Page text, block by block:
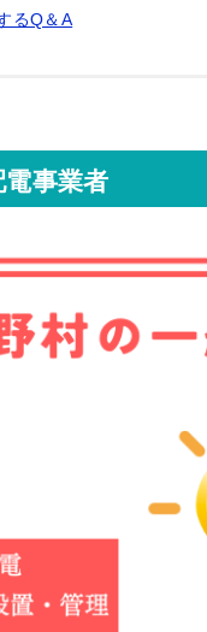
るQ＆A
事業者